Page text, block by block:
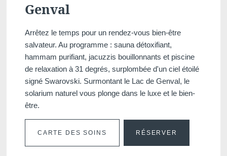
Genval
Arrêtez le temps pour un rendez-vous bien-être
salvateur. Au programme : sauna détoxifiant,
hammam purifiant, jacuzzis bouillonnants et piscine
de relaxation à 31 degrés, surplombée d'un ciel étoilé
signé Swarovski. Surmontant le Lac de Genval, le
solarium naturel vous plonge dans le luxe et le bien-
être.
CARTE DES SOINS RÉSERVER